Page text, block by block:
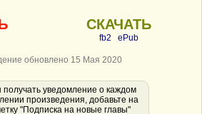
СКАЧАТЬ
fb2 ePub
обновлено 15 Мая 2020
получать уведомление о каждом
произведения, добавьте на
"Подписка на новые главы"